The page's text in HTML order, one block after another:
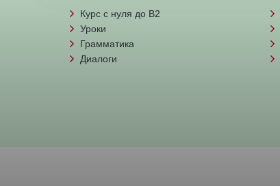
Курс с нуля до B2
Уроки
Грамматика
Диалоги